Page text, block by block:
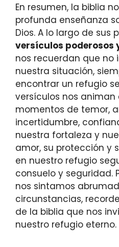
En resumen, la biblia
profunda enseñanza
Dios. A lo largo de
versículos poderosos
nos recuerdan que no
nuestra situación,
encontrar un refugio
versículos nos animan
momentos de temor,
incertidumbre,
nuestra fortaleza y
amor, su protección y
en nuestro refugio
consuelo y seguridad.
nos sintamos
circunstancias,
de la biblia que nos
nuestro refugio eterno.